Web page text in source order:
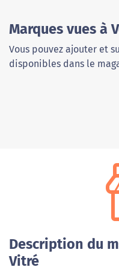
Marques vues à
Vous pouvez ajouter et
disponibles dans le
Description du
Vitré